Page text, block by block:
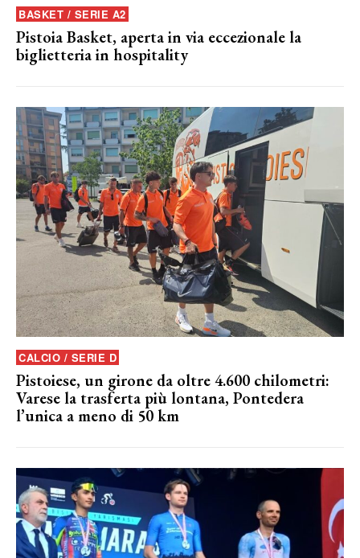
BASKET / SERIE A2
Pistoia Basket, aperta in via eccezionale la
biglietteria in hospitality
CALCIO / SERIE D
Pistoiese, un girone da oltre 4.600 chilometri:
Varese la trasferta più lontana, Pontedera
l’unica a meno di 50 km